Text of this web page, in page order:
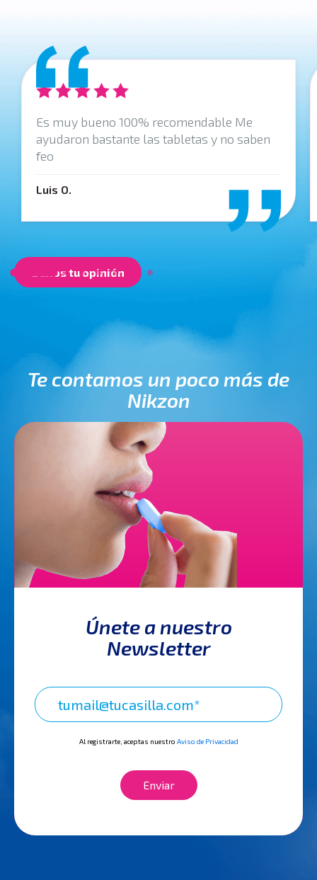
Es muy bueno 100% recomendable Me
ayudaron bastante las tabletas y no saben
feo
Luis O.
Danos tu opinión
Te contamos un poco más de
Nikzon
Únete a nuestro
Newsletter
Al registrarte, aceptas nuestro Aviso de Privacidad